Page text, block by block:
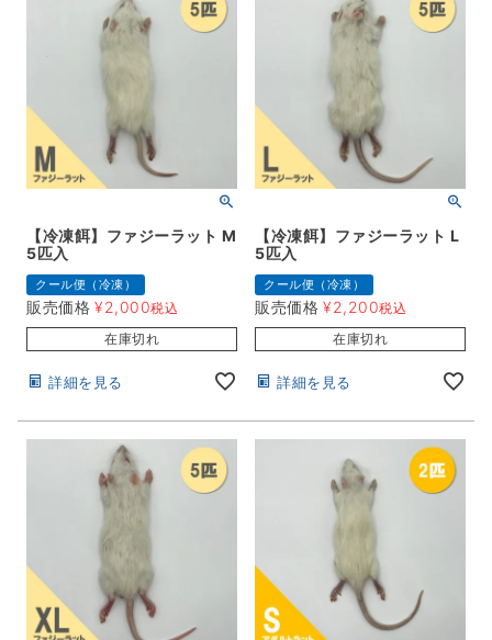
【冷凍餌】ファジーラット M
5匹入
クール便（冷凍）
販売価格 ¥2,000税込
在庫切れ
詳細を見る
【冷凍餌】ファジーラット L
5匹入
クール便（冷凍）
販売価格 ¥2,200税込
在庫切れ
詳細を見る